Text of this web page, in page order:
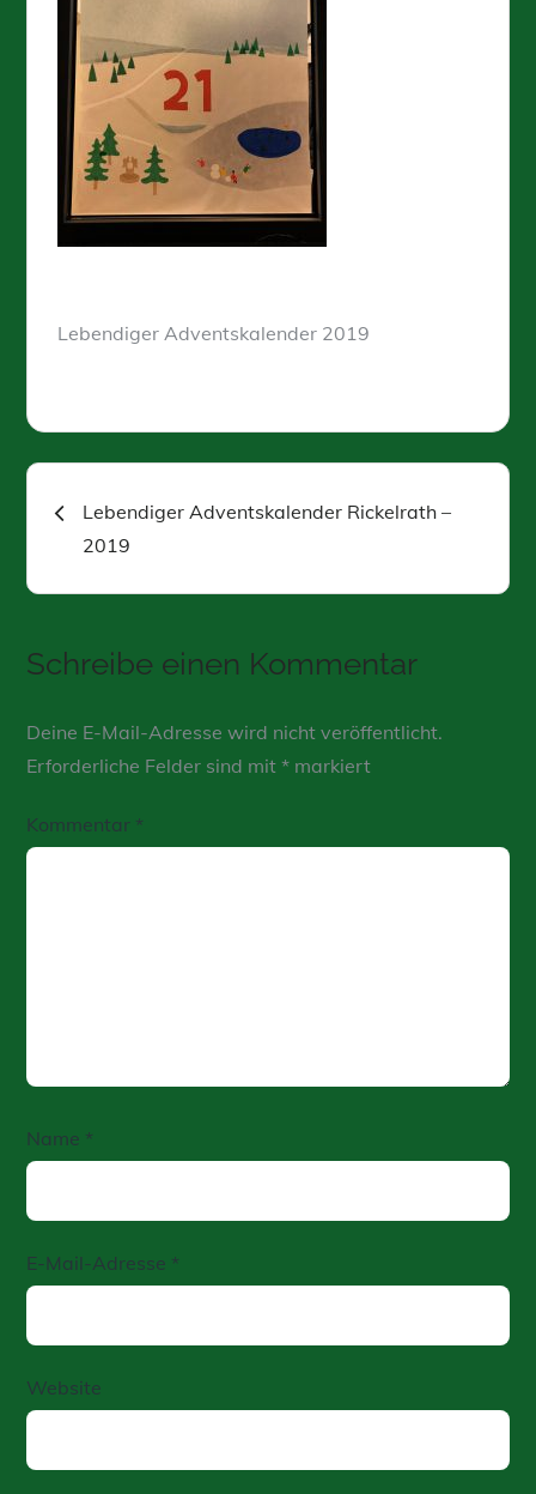
Lebendiger Adventskalender 2019
Beitragsnavigation
Lebendiger Adventskalender Rickelrath –
2019
Schreibe einen Kommentar
Deine E-Mail-Adresse wird nicht veröffentlicht.
Erforderliche Felder sind mit* markiert
Kommentar *
Name *
E-Mail-Adresse *
Website